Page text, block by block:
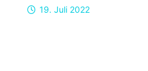
19. Juli 2022